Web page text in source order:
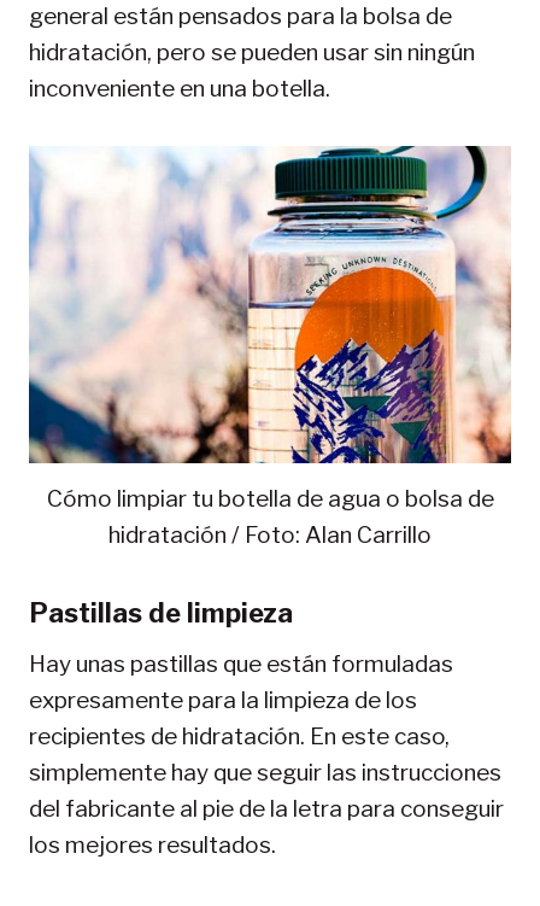
general están pensados para la bolsa de
hidratación, pero se pueden usar sin ningún
inconveniente en una botella.
Cómo limpiar tu botella de agua o bolsa de
hidratación / Foto: Alan Carrillo
Pastillas de limpieza
Hay unas pastillas que están formuladas
expresamente para la limpieza de los
recipientes de hidratación. En este caso,
simplemente hay que seguir las instrucciones
del fabricante al pie de la letra para conseguir
los mejores resultados.